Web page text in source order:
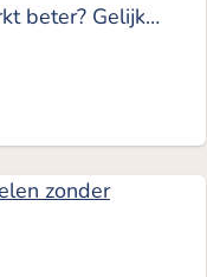
beter? Gelijk…